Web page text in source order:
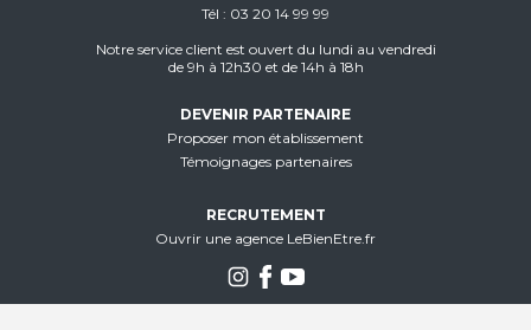
Tél
03 20 14 99 99
Notre service client est ouvert du lundi au vendredi
de 9h à 12h30 et de 14h à 18h
DEVENIR PARTENAIRE
Proposer mon établissement
Témoignages partenaires
RECRUTEMENT
Ouvrir une agence LeBienEtre.fr